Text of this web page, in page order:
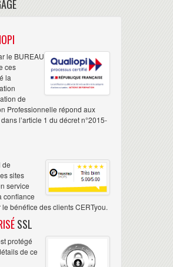
le BUREAU
ces
la
de
Professionnelle répond aux
l’article 1 du décret n°2015-
de
sites
service
confiance
bénéfice des clients CERTyou.
SSL
protégé
de ce